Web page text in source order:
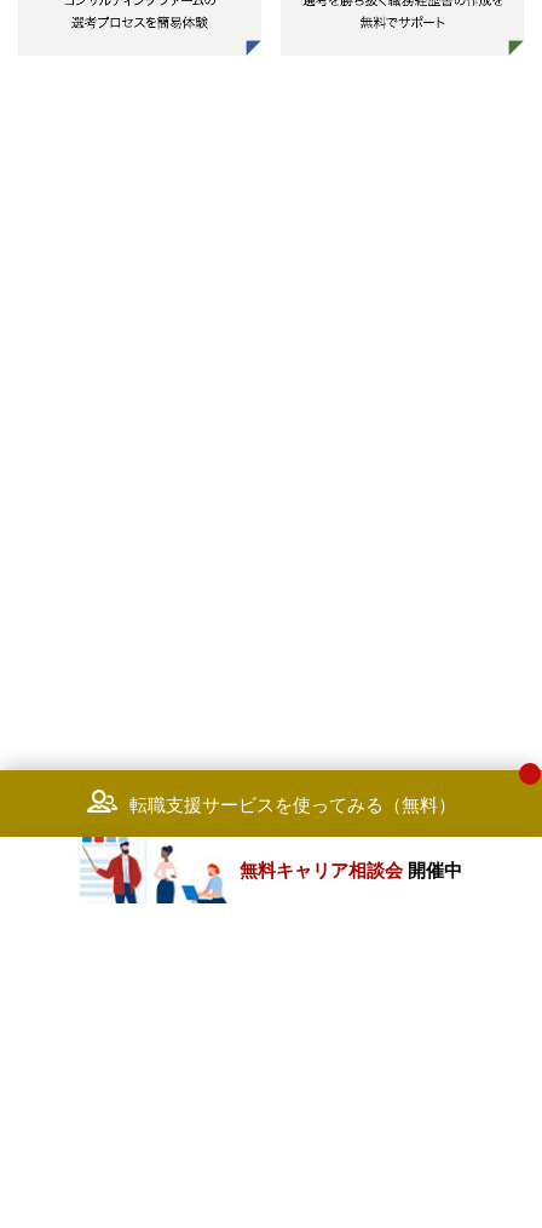
転職支援サービスを使ってみる（無料）
無料キャリア相談会 開催中